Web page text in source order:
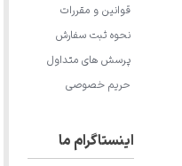
اینستاگرام ما
قوانین و مقررات
نحوه ثبت سفارش
پرسش های متداول
حریم خصوصی